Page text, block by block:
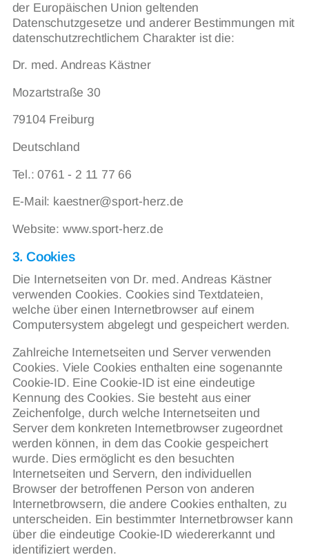
der Europäischen Union geltenden
Datenschutzgesetze und anderer Bestimmungen mit
datenschutzrechtlichem Charakter ist die:
Dr. med. Andreas Kästner
Mozartstraße 30
79104 Freiburg
Deutschland
Tel.: 0761 - 2 11 77 66
E-Mail: kaestner@sport-herz.de
Website: www.sport-herz.de
3. Cookies
Die Internetseiten von Dr. med. Andreas Kästner
verwenden Cookies. Cookies sind Textdateien,
welche über einen Internetbrowser auf einem
Computersystem abgelegt und gespeichert werden.
Zahlreiche Internetseiten und Server verwenden
Cookies. Viele Cookies enthalten eine sogenannte
Cookie-ID. Eine Cookie-ID ist eine eindeutige
Kennung des Cookies. Sie besteht aus einer
Zeichenfolge, durch welche Internetseiten und
Server dem konkreten Internetbrowser zugeordnet
werden können, in dem das Cookie gespeichert
wurde. Dies ermöglicht es den besuchten
Internetseiten und Servern, den individuellen
Browser der betroffenen Person von anderen
Internetbrowsern, die andere Cookies enthalten, zu
unterscheiden. Ein bestimmter Internetbrowser kann
über die eindeutige Cookie-ID wiedererkannt und
identifiziert werden.